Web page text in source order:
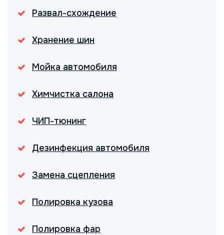
Развал-схождение
Хранение шин
Мойка автомобиля
Химчистка салона
ЧИП-тюнинг
Дезинфекция автомобиля
Замена сцепления
Полировка кузова
Полировка фар